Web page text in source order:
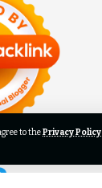
to thePrivacy Policy